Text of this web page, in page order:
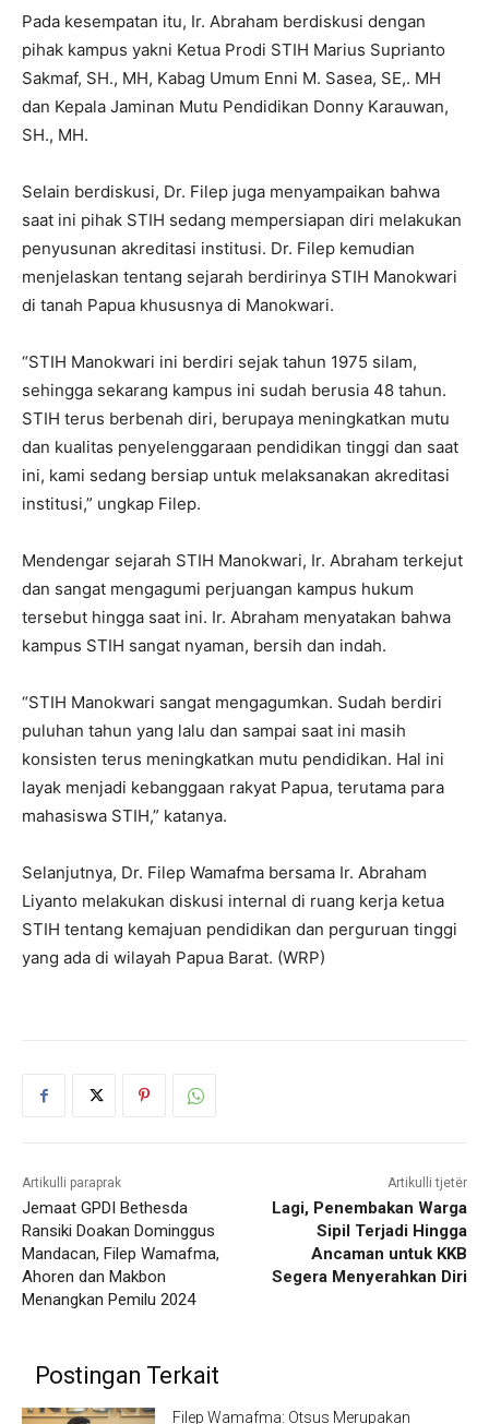
Pada kesempatan itu, Ir. Abraham berdiskusi dengan
pihak kampus yakni Ketua Prodi STIH Marius Suprianto
Sakmaf, SH., MH, Kabag Umum Enni M. Sasea, SE,. MH
dan Kepala Jaminan Mutu Pendidikan Donny Karauwan,
SH., MH.
Selain berdiskusi, Dr. Filep juga menyampaikan bahwa
saat ini pihak STIH sedang mempersiapan diri melakukan
penyusunan akreditasi institusi. Dr. Filep kemudian
menjelaskan tentang sejarah berdirinya STIH Manokwari
di tanah Papua khususnya di Manokwari.
“STIH Manokwari ini berdiri sejak tahun 1975 silam,
sehingga sekarang kampus ini sudah berusia 48 tahun.
STIH terus berbenah diri, berupaya meningkatkan mutu
dan kualitas penyelenggaraan pendidikan tinggi dan saat
ini, kami sedang bersiap untuk melaksanakan akreditasi
institusi,” ungkap Filep.
Mendengar sejarah STIH Manokwari, Ir. Abraham terkejut
dan sangat mengagumi perjuangan kampus hukum
tersebut hingga saat ini. Ir. Abraham menyatakan bahwa
kampus STIH sangat nyaman, bersih dan indah.
“STIH Manokwari sangat mengagumkan. Sudah berdiri
puluhan tahun yang lalu dan sampai saat ini masih
konsisten terus meningkatkan mutu pendidikan. Hal ini
layak menjadi kebanggaan rakyat Papua, terutama para
mahasiswa STIH,” katanya.
Selanjutnya, Dr. Filep Wamafma bersama Ir. Abraham
Liyanto melakukan diskusi internal di ruang kerja ketua
STIH tentang kemajuan pendidikan dan perguruan tinggi
yang ada di wilayah Papua Barat. (WRP)
Artikulli paraprak
Jemaat GPDI Bethesda
Ransiki Doakan Dominggus
Mandacan, Filep Wamafma,
Ahoren dan Makbon
Menangkan Pemilu 2024
Artikulli tjetër
Lagi, Penembakan Warga
Sipil Terjadi Hingga
Ancaman untuk KKB
Segera Menyerahkan Diri
Postingan Terkait
Filep Wamafma: Otsus Merupakan